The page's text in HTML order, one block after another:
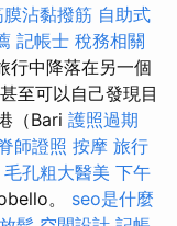
膜沾黏撥筋 自助式
記帳士 稅務相關
行中降落在另一個
至可以自己發現目
（Bari 護照過期
師證照 按摩 旅行
毛孔粗大醫美 下午
。 seo是什麼